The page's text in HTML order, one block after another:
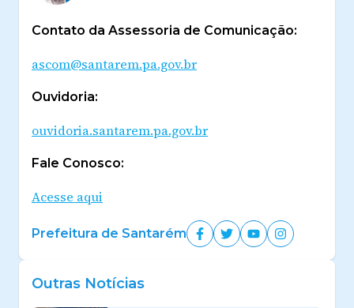
Contato da Assessoria de Comunicação:
ascom@santarem.pa.gov.br
Ouvidoria:
ouvidoria.santarem.pa.gov.br
Fale Conosco:
Acesse aqui
Prefeitura de Santarém
Outras Notícias